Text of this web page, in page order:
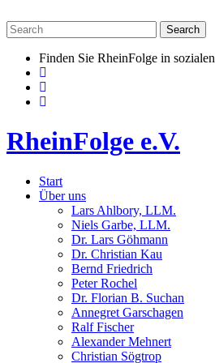
to
content
Finden Sie RheinFolge in
RheinFolge e.V.
Start
Über uns
Lars Ahlbory, LLM.
Niels Garbe, LLM.
Dr. Lars Göhmann
Dr. Christian Kau
Bernd Friedrich
Peter Rochel
Dr. Florian B. Suchan
Annegret Garschagen
Ralf Fischer
Alexander Mehnert
Christian Sögtrop